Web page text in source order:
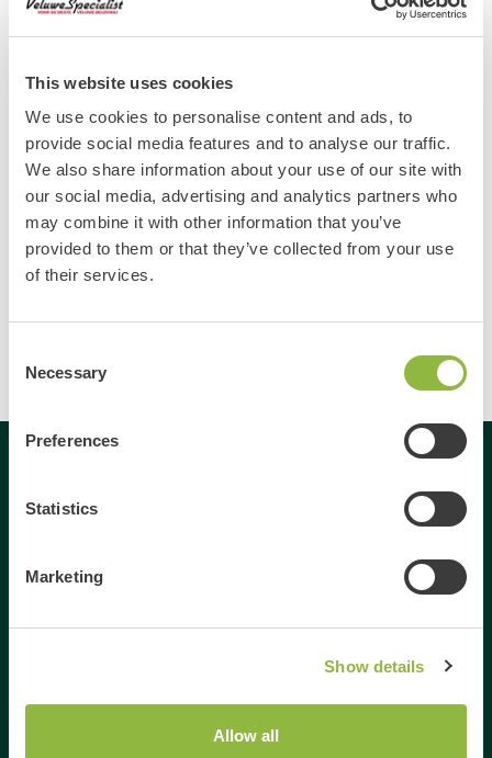
This website uses cookies
We use cookies to personalise content and ads, to
provide social media features and to analyse our traffic.
We also share information about your use of our site with
our social media, advertising and analytics partners who
may combine it with other information that you’ve
provided to them or that they’ve collected from your use
of their services.
Selection
Necessary
Preferences
Statistics
Marketing
Show details
Allow all
Opmerking
Dagje weg
Weekendje weg Veluwe